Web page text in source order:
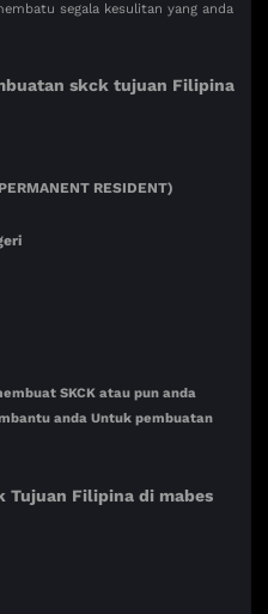
segala kesulitan yang anda
skck tujuan Filipina
RESIDENT)
SKCK atau pun anda
anda Untuk pembuatan
Tujuan Filipina di mabes